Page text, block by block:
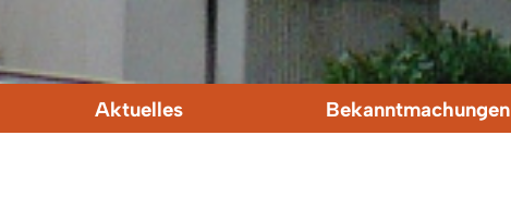
Aktuelles Bekanntmachungen